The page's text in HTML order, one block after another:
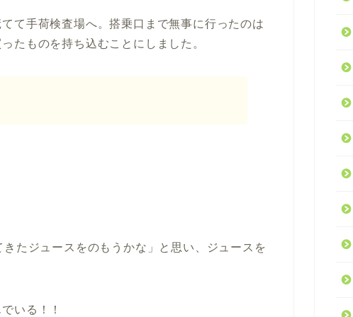
て手荷検査場へ。搭乗口まで無事に行ったのは
たものを持ち込むことにしました。
たジュースをのもうかな」と思い、ジュースを
いる！！